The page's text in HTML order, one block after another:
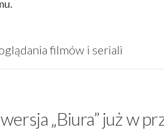
filmów i seriali
„Biura” już w